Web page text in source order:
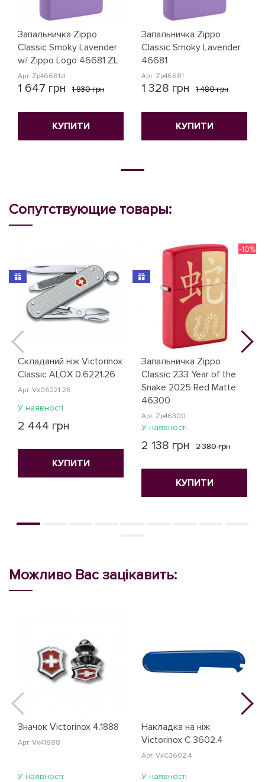
Запальничка Zippo
Classic Smoky Lavender
w/ Zippo Logo 46681 ZL
Арт. Zp46681zl
1 647 грн 1 830 грн
КУПИТИ
Запальничка Zippo
Classic Smoky Lavender
46681
Арт. Zp46681
1 328 грн 1 480 грн
КУПИТИ
Сопутствующие товары:
Складаний ніж Victorinox
Classic ALOX 0.6221.26
Арт. Vx06221.26
У наявності
2 444 грн
КУПИТИ
Запальничка Zippo
Classic 233 Year of the
Snake 2025 Red Matte
46300
Арт. Zp46300
-10%
У наявності
2 138 грн 2 380 грн
КУПИТИ
Можливо Вас зацікавить:
Значок Victorinox 4.1888
Арт. Vx41888
У наявності
Накладка на ніж
Victorinox C.3602.4
Арт. VxC3602.4
У наявності